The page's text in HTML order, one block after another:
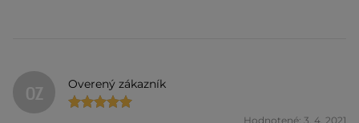
OZ Overený zákazník
Hodnotené: 3. 4. 2021